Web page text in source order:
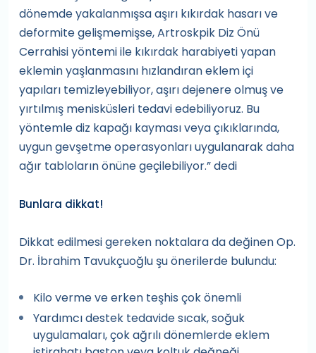
dönemde yakalanmışsa aşırı kıkırdak hasarı ve
deformite gelişmemişse, Artroskpik Diz Önü
Cerrahisi yöntemi ile kıkırdak harabiyeti yapan
eklemin yaşlanmasını hızlandıran eklem içi
yapıları temizleyebiliyor, aşırı dejenere olmuş ve
yırtılmış menisküsleri tedavi edebiliyoruz. Bu
yöntemle diz kapağı kayması veya çıkıklarında,
uygun gevşetme operasyonları uygulanarak daha
ağır tabloların önüne geçilebiliyor.” dedi
Bunlara dikkat!
Dikkat edilmesi gereken noktalara da değinen Op.
Dr. İbrahim Tavukçuoğlu şu önerilerde bulundu:
Kilo verme ve erken teşhis çok önemli
Yardımcı destek tedavide sıcak, soğuk
uygulamaları, çok ağrılı dönemlerde eklem